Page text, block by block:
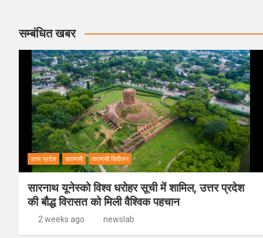
सम्बंधित खबर
उत्तर प्रदेश वाराणसी वाराणसी डिवीजन
सारनाथ यूनेस्को विश्व धरोहर सूची में शामिल, उत्तर प्रदेश
की बौद्ध विरासत को मिली वैश्विक पहचान
2 weeks ago newslab